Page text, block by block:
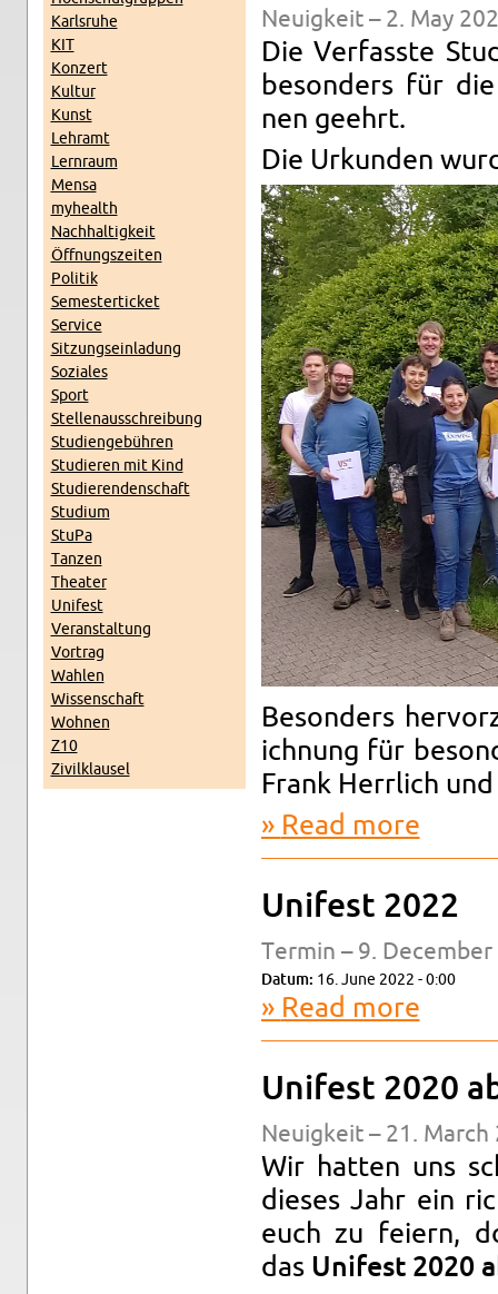
Karl­sruhe
KIT
Konz­ert
Kul­tur
Kunst
Lehramt
Lern­raum
Mensa
my­health
Nach­haltigkeit
Öff­nungszeiten
Poli­tik
Se­mes­terticket
Ser­vice
Sitzung­sein­ladung
Soziales
Sport
Stel­lenauss­chrei­bung
Stu­di­engebühren
Studieren mit Kind
Studieren­den­schaft
Studium
StuPa
Tanzen
The­ater
Unifest
Ve­r­anstal­tung
Vor­trag
Wahlen
Wis­senschaft
Wohnen
Z10
Zivilk­lausel
Neuigkeit – 2. May
Die Ver­fasste
beson­ders für
nen geehrt.
Die Urkun­den
Beson­ders
ich­nung für
Frank Her­rlich
Read more
Unifest 2022
Ter­min – 9.
Datum: 16. June 2022 - 0:00
Read more
Unifest 2020
Neuigkeit – 21. March
Wir hat­ten uns
dieses Jahr ein
euch zu feiern,
das Unifest 2020